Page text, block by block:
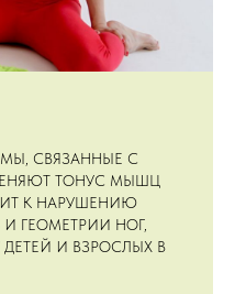
СВЯЗАННЫЕ С
ТОНУС МЫШЦ
К НАРУШЕНИЮ
ГЕОМЕТРИИ НОГ,
И ВЗРОСЛЫХ В